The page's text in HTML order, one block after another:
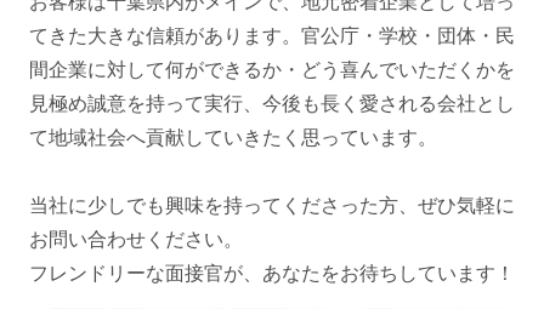
てきた大きな信頼があります。官公庁・学校・団体・民
間企業に対して何ができるか・どう喜んでいただくかを
見極め誠意を持って実行、今後も長く愛される会社とし
て地域社会へ貢献していきたく思っています。
当社に少しでも興味を持ってくださった方、ぜひ気軽に
お問い合わせください。
フレンドリーな面接官が、あなたをお待ちしています！